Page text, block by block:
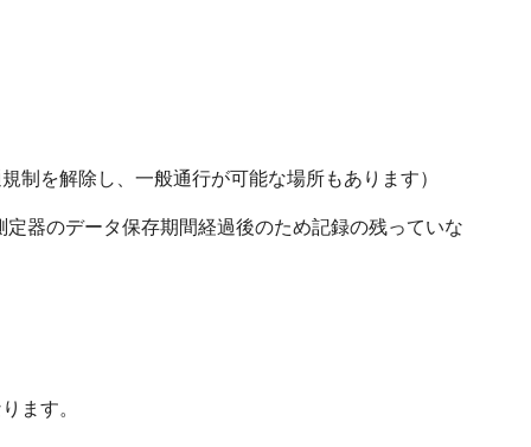
制を解除し、一般通行が可能な場所もあります）
器のデータ保存期間経過後のため記録の残っていな
ます。